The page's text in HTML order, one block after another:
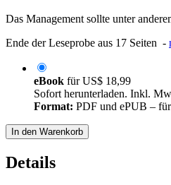
Das Management sollte unter
Ende der Leseprobe aus 17 Seiten -
eBook fürUS$ 18,99
Sofort herunterladen. Inkl.
Format: PDF und ePUB –
In den Warenkorb
Details